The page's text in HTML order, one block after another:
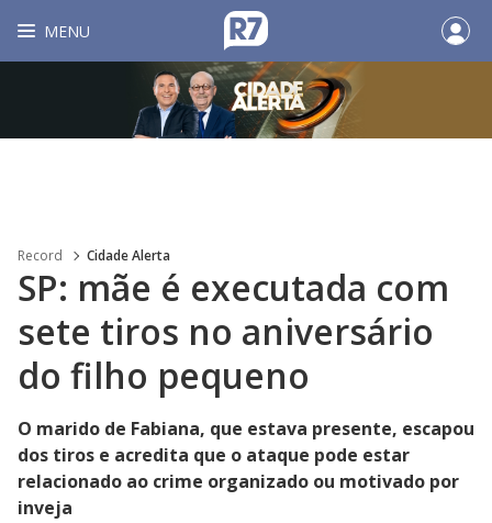
MENU
Record Cidade Alerta
SP: mãe é executada com
sete tiros no aniversário
do filho pequeno
O marido de Fabiana, que estava presente, escapou
dos tiros e acredita que o ataque pode estar
relacionado ao crime organizado ou motivado por
inveja